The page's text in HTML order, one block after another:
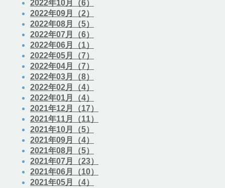
2022年10月（6）
2022年09月（2）
2022年08月（5）
2022年07月（6）
2022年06月（1）
2022年05月（7）
2022年04月（7）
2022年03月（8）
2022年02月（4）
2022年01月（4）
2021年12月（17）
2021年11月（11）
2021年10月（5）
2021年09月（4）
2021年08月（5）
2021年07月（23）
2021年06月（10）
2021年05月（4）